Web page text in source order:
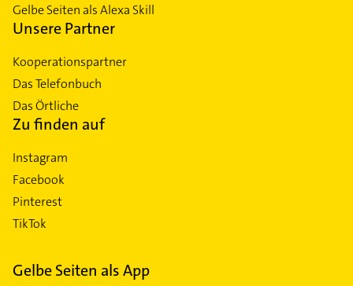
Gelbe Seiten als Alexa Skill
Unsere Partner
Kooperationspartner
Das Telefonbuch
Das Örtliche
Zu finden auf
Instagram
Facebook
Pinterest
TikTok
Gelbe Seiten als App